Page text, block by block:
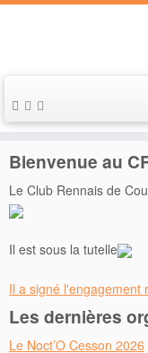
Passer
auAccueil »
Bienvenue au
Le Club Rennais de
Il est sous la tutelle
Il a signé l'engagement
Les dernières
Le Noct’O Cesson 2026